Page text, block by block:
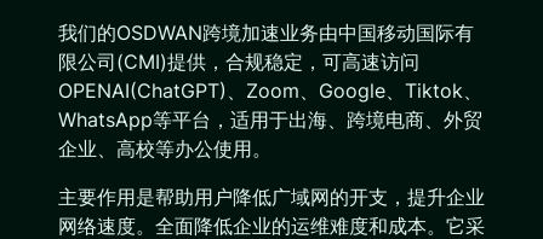
我们的OSDWAN跨境加速业务由中国移动国际有
限公司(CMI)提供，合规稳定，可高速访问
OPENAI(ChatGPT)、Zoom、Google、Tiktok、
WhatsApp等平台，适用于出海、跨境电商、外贸
企业、高校等办公使用。
主要作用是帮助用户降低广域网的开支，提升企业
网络速度。全面降低企业的运维难度和成本。它采